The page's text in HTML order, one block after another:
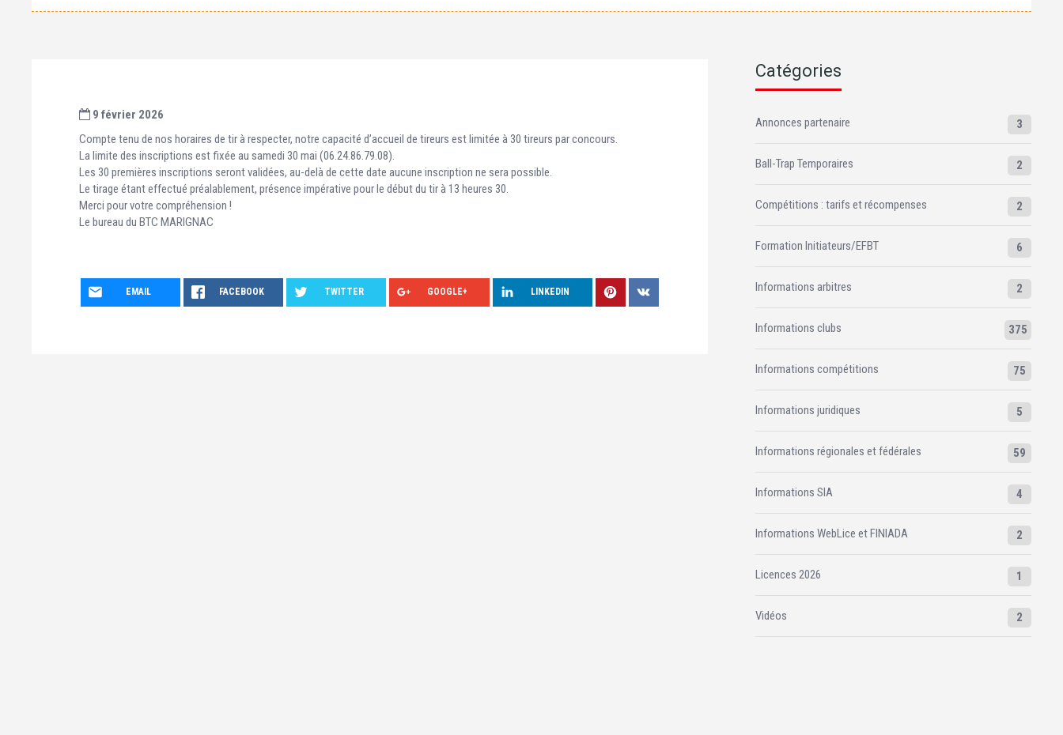
9 février 2026
Compte tenu de nos horaires de tir à respecter, notre capacité d’accueil de tireurs est limitée à 30 tireurs par concours.
La limite des inscriptions est fixée au samedi 30 mai (06.24.86.79.08).
Les 30 premières inscriptions seront validées, au-delà de cette date aucune inscription ne sera possible.
Le tirage étant effectué préalablement, présence impérative pour le début du tir à 13 heures 30.
Merci pour votre compréhension !
Le bureau du BTC MARIGNAC
EMAIL FACEBOOK TWITTER GOOGLE+ LINKEDIN
Catégories
Annonces partenaire 3
Ball-Trap Temporaires 2
Compétitions : tarifs et récompenses 2
Formation Initiateurs/EFBT 6
Informations arbitres 2
Informations clubs 375
Informations compétitions 75
Informations juridiques 5
Informations régionales et fédérales 59
Informations SIA 4
Informations WebLice et FINIADA 2
Licences 2026 1
Vidéos 2